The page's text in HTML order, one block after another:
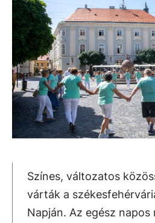
Színes, változatos
várták a
Napján. Az egész napos